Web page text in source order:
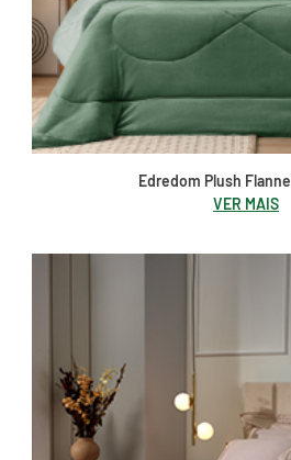
Edredom Plush
VER MAIS